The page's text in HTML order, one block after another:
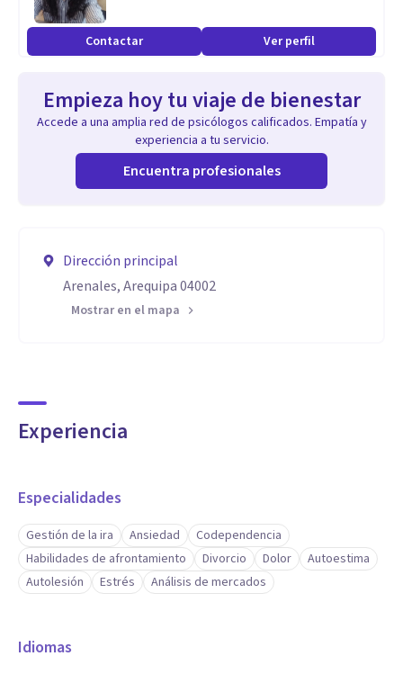
Contactar Ver perfil
Empieza hoy tu viaje de bienestar
Accede a una amplia red de psicólogos calificados. Empatía y
experiencia a tu servicio.
Encuentra profesionales
Dirección principal
Arenales, Arequipa 04002
Mostrar en el mapa
Experiencia
Especialidades
Gestión de la ira Ansiedad
Codependencia
Habilidades de afrontamiento
Divorcio Dolor
Autoestima
Autolesión
Estrés Análisis de mercados
Idiomas